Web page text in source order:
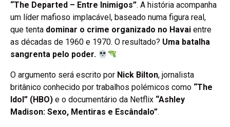
“The Departed – Entre Inimigos”. A história acompanha
um líder mafioso implacável, baseado numa figura real,
que tenta dominar o crime organizado no Havai entre
as décadas de 1960 e 1970. O resultado? Uma batalha
sangrenta pelo poder.
O argumento será escrito por Nick Bilton, jornalista
britânico conhecido por trabalhos polémicos como “The
Idol” (HBO) e o documentário da Netflix “Ashley
Madison: Sexo, Mentiras e Escândalo”.